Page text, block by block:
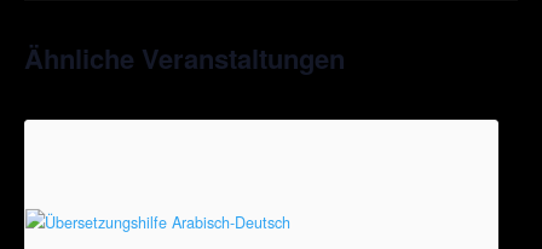
Ähnliche Veranstaltungen